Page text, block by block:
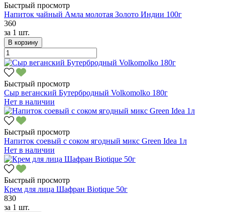
Быстрый просмотр
Напиток чайный Амла молотая Золото Индии 100г
360
за 1 шт.
В корзину
Быстрый просмотр
Сыр веганский Бутербродный Volkomolko 180г
Нет в наличии
Быстрый просмотр
Напиток соевый с соком ягодный микс Green Idea 1л
Нет в наличии
Быстрый просмотр
Крем для лица Шафран Biotique 50г
830
за 1 шт.